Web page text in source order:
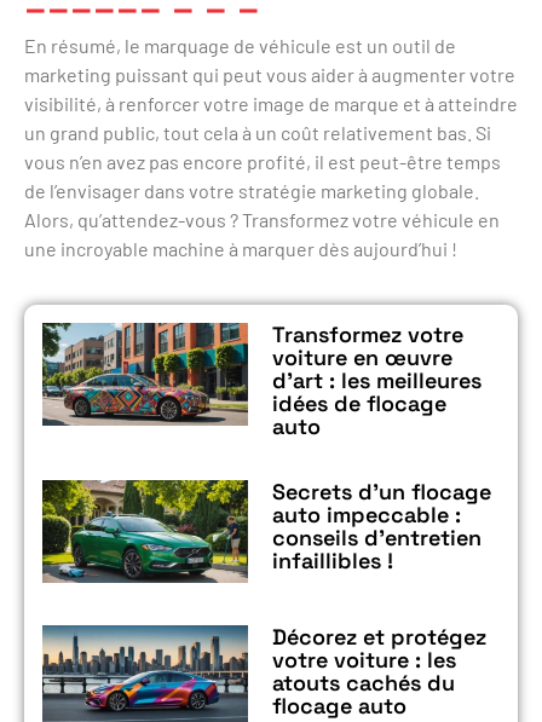
En résumé, le marquage de véhicule est un outil de
marketing puissant qui peut vous aider à augmenter votre
visibilité, à renforcer votre image de marque et à atteindre
un grand public, tout cela à un coût relativement bas. Si
vous n’en avez pas encore profité, il est peut-être temps
de l’envisager dans votre stratégie marketing globale.
Alors, qu’attendez-vous ? Transformez votre véhicule en
une incroyable machine à marquer dès aujourd’hui !
Transformez votre
voiture en œuvre
d’art : les meilleures
idées de flocage
auto
Secrets d’un flocage
auto impeccable :
conseils d’entretien
infaillibles !
Décorez et protégez
votre voiture : les
atouts cachés du
flocage auto